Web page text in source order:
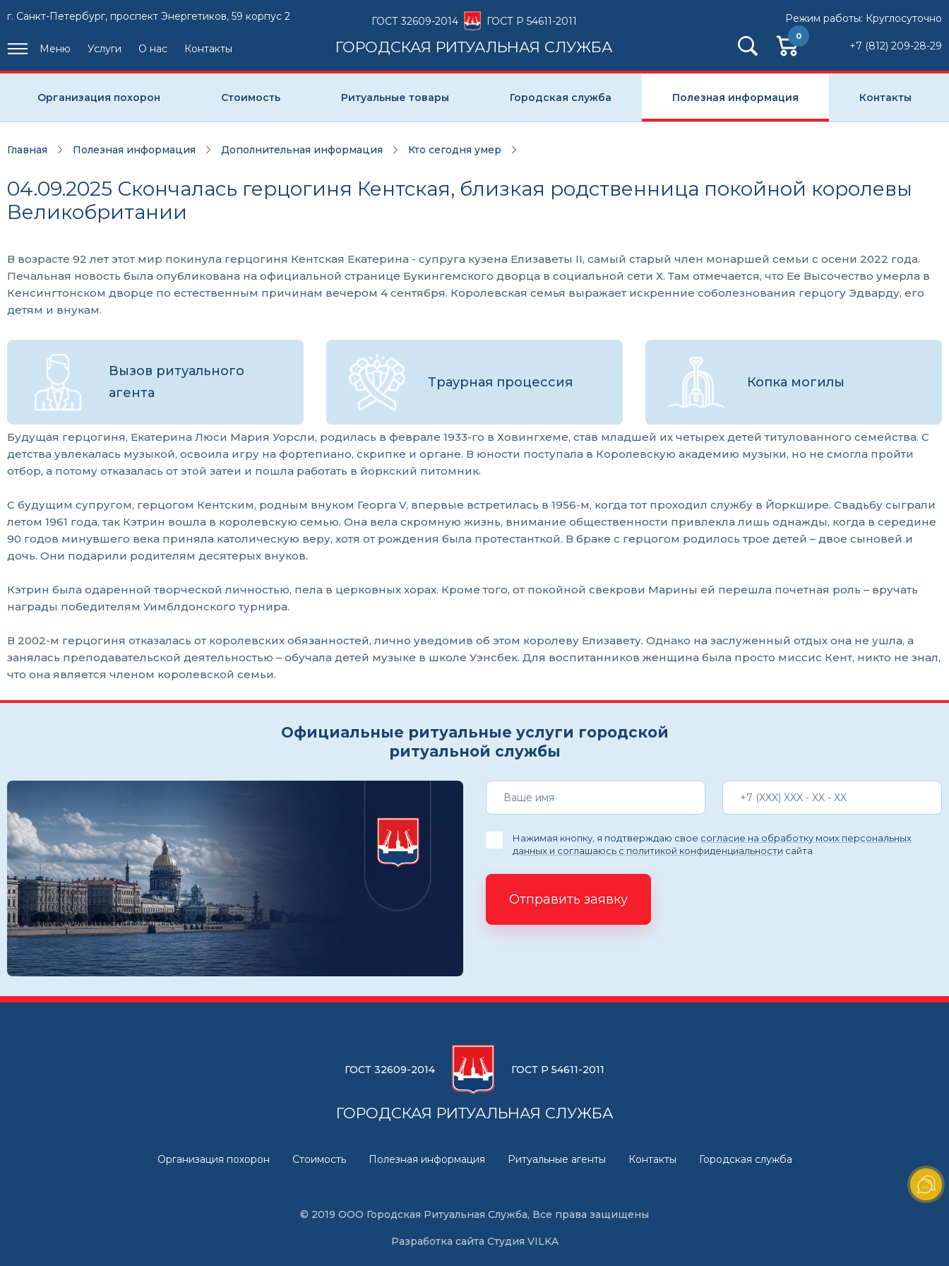
г. Санкт-Петербург, проспект Энергетиков, 59 корпус 2
Меню Услуги О нас Контакты
ГОСТ 32609-2014 ГОСТ Р 54611-2011
ГОРОДСКАЯ РИТУАЛЬНАЯ СЛУЖБА
Режим работы: Круглосуточно
0
+7 (812) 209-28-29
Организация похорон Стоимость Ритуальные товары Городская служба Полезная информация Контакты
Главная Полезная информация Дополнительная информация Кто сегодня умер
04.09.2025 Скончалась герцогиня Кентская, близкая родственница покойной королевы
Великобритании
В возрасте 92 лет этот мир покинула герцогиня Кентская Екатерина - супруга кузена Елизаветы II, самый старый член монаршей семьи с осени 2022 года.
Печальная новость была опубликована на официальной странице Букингемского дворца в социальной сети Х. Там отмечается, что Ее Высочество умерла в
Кенсингтонском дворце по естественным причинам вечером 4 сентября. Королевская семья выражает искренние соболезнования герцогу Эдварду, его
детям и внукам.
Вызов ритуального
агента
Траурная процессия Копка могилы
Будущая герцогиня, Екатерина Люси Мария Уорсли, родилась в феврале 1933-го в Ховингхеме, став младшей их четырех детей титулованного семейства. С
детства увлекалась музыкой, освоила игру на фортепиано, скрипке и органе. В юности поступала в Королевскую академию музыки, но не смогла пройти
отбор, а потому отказалась от этой затеи и пошла работать в йоркский питомник.
С будущим супругом, герцогом Кентским, родным внуком Георга V, впервые встретилась в 1956-м, когда тот проходил службу в Йоркшире. Свадьбу сыграли
летом 1961 года, так Кэтрин вошла в королевскую семью. Она вела скромную жизнь, внимание общественности привлекла лишь однажды, когда в середине
90 годов минувшего века приняла католическую веру, хотя от рождения была протестанткой. В браке с герцогом родилось трое детей – двое сыновей и
дочь. Они подарили родителям десятерых внуков.
Кэтрин была одаренной творческой личностью, пела в церковных хорах. Кроме того, от покойной свекрови Марины ей перешла почетная роль – вручать
награды победителям Уимблдонского турнира.
В 2002-м герцогиня отказалась от королевских обязанностей, лично уведомив об этом королеву Елизавету. Однако на заслуженный отдых она не ушла, а
занялась преподавательской деятельностью – обучала детей музыке в школе Уэнсбек. Для воспитанников женщина была просто миссис Кент, никто не знал,
что она является членом королевской семьи.
Официальные ритуальные услуги городской
ритуальной службы
Нажимая кнопку, я подтверждаю свое согласие на обработку моих персональных
данных и соглашаюсь с политикой конфиденциальности сайта
Отправить заявку
ГОСТ 32609-2014 ГОСТ Р 54611-2011
ГОРОДСКАЯ РИТУАЛЬНАЯ СЛУЖБА
Организация похорон Стоимость Полезная информация Ритуальные агенты Контакты Городская служба
© 2019 ООО Городская Ритуальная Служба, Все права защищены
Разработка сайта Студия VILKA